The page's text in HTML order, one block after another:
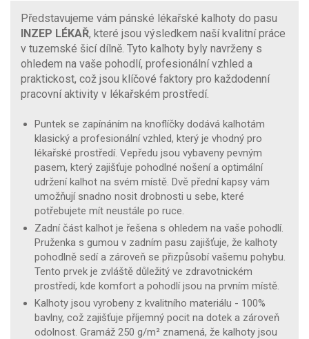
Představujeme vám pánské lékařské kalhoty do pasu
INZEP LÉKAŘ, které jsou výsledkem naší kvalitní práce
v tuzemské šicí dílně. Tyto kalhoty byly navrženy s
ohledem na vaše pohodlí, profesionální vzhled a
praktickost, což jsou klíčové faktory pro každodenní
pracovní aktivity v lékařském prostředí.
Puntek se zapínáním na knoflíčky dodává kalhotám
klasický a profesionální vzhled, který je vhodný pro
lékařské prostředí. Vepředu jsou vybaveny pevným
pasem, který zajišťuje pohodlné nošení a optimální
udržení kalhot na svém místě. Dvě přední kapsy vám
umožňují snadno nosit drobnosti u sebe, které
potřebujete mít neustále po ruce.
Zadní část kalhot je řešena s ohledem na vaše pohodlí.
Pruženka s gumou v zadním pasu zajišťuje, že kalhoty
pohodlně sedí a zároveň se přizpůsobí vašemu pohybu.
Tento prvek je zvláště důležitý ve zdravotnickém
prostředí, kde komfort a pohodlí jsou na prvním místě.
Kalhoty jsou vyrobeny z kvalitního materiálu - 100%
bavlny, což zajišťuje příjemný pocit na dotek a zároveň
odolnost. Gramáž 250 g/m² znamená, že kalhoty jsou